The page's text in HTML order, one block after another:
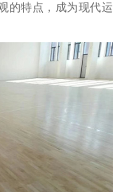
的特点，成为现代运